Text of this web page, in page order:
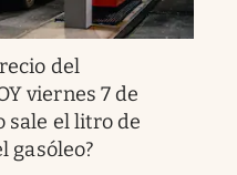
del
viernes 7 de
sale el litro de
gasóleo?